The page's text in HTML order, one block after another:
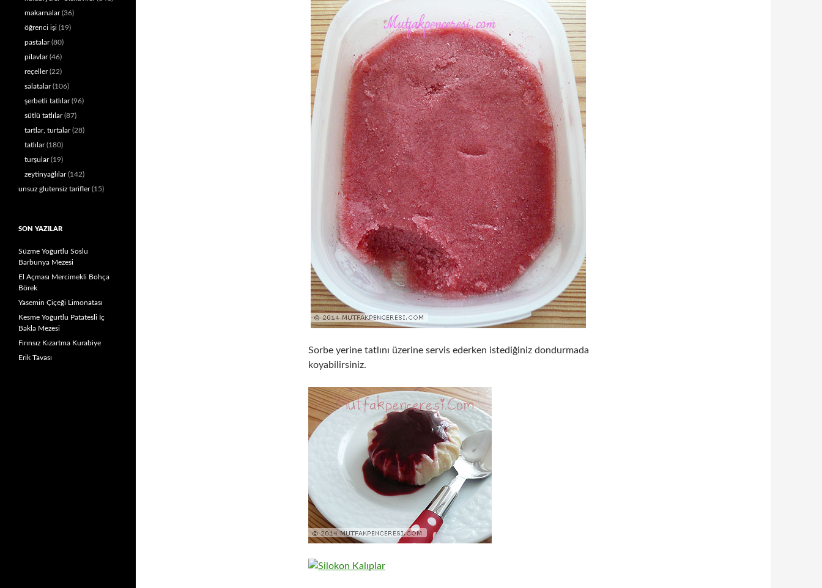
Sorbe yerine tatlını üzerine servis ederken istediğiniz dondurmada
koyabilirsiniz.
makarnalar(36)
öğrenci işi (19)
pastalar(80)
pilavlar(46)
reçeller(22)
salatalar(106)
şerbetli tatlılar(96)
sütlü tatlılar(87)
tartlar, turtalar(28)
tatlılar(180)
turşular(19)
zeytinyağlılar(142)
unsuz glutensiz tarifler(15)
SON YAZILAR
Süzme Yoğurtlu Soslu
Barbunya Mezesi
El Açması Mercimekli Bohça
Börek
Yasemin Çiçeği Limonatası
Kesme Yoğurtlu Patatesli İç
Bakla Mezesi
Fırınsız Kızartma Kurabiye
Erik Tavası